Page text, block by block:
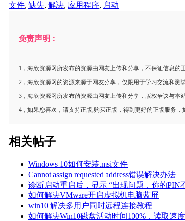
文件, 缺失, 解决, 应用程序, 启动
免责声明：
1，海欣资源网所发布的资源由网友上传和分享，不保证信息的
2，海欣资源网的资源来源于网友分享，仅限用于学习交流和测
3，海欣资源网所发布的资源由网友上传和分享，版权争议与本
4，如果您喜欢，请支持正版,购买正版，得到更好的正版服务，
相关帖子
Windows 10如何安装.msi文件
Cannot assign requested address错误解决办法
诊断启动重启后，显示 “出现问题，你的PIN
如何解决VMware开启虚拟机电脑蓝屏
win10 解决多用户同时远程连接教程
如何解决Win10磁盘活动时间100%，读取速